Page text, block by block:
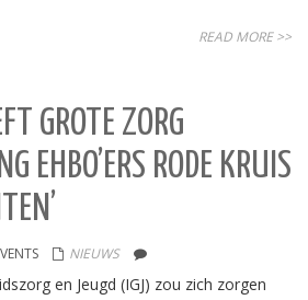
READ MORE >>
GROTE ZORG
EHBO’ERS RODE KRUIS
NIEUWS
en Jeugd (IGJ) zou zich zorgen